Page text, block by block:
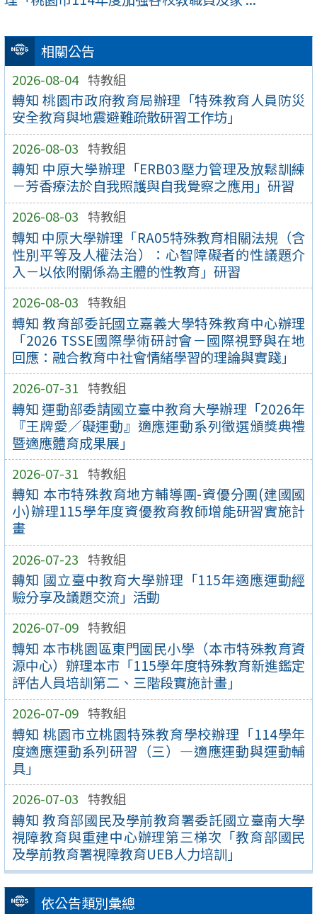
相關公告
2026-08-04 特教組
轉知 桃園市政府教育局辦理「特殊教育人員防災
安全教育與地震避難疏散研習工作坊」
2026-08-03 特教組
轉知 中原大學辦理「ERB03壓力管理及放鬆訓練
－芳香療法於自我照護與自我覺察之應用」研習
2026-08-03 特教組
轉知 中原大學辦理「RA05特殊教育相關法規（含
性別平等及人權法治）：心智障礙者的性議題介
入－以依附關係為主體的性教育」研習
2026-08-03 特教組
轉知 教育部委託國立嘉義大學特殊教育中心辦理
「2026 TSSE國際學術研討會－國際視野與在地
回應：融合教育中社會情緒學習的理論與實踐」
2026-07-31 特教組
轉知 運動部委請國立臺中教育大學辦理「2026年
『王牌愛／礙運動』適應運動系列徵選頒獎典禮
暨適應體育成果展」
2026-07-31 特教組
轉知 本市特殊教育地方輔導團-資優分團(建國國
小)辦理115學年度資優教育教師增能研習實施計
畫
2026-07-23 特教組
轉知 國立臺中教育大學辦理「115年適應運動經
驗分享及議題交流」活動
2026-07-09 特教組
轉知 本市桃園區東門國民小學（本市特殊教育資
源中心）辦理本市「115學年度特殊教育新進鑑定
評估人員培訓第二、三階段實施計畫」
2026-07-09 特教組
轉知 桃園市立桃園特殊教育學校辦理「114學年
度適應運動系列研習（三）—適應運動與運動輔
具」
2026-07-03 特教組
轉知 教育部國民及學前教育署委託國立臺南大學
視障教育與重建中心辦理第三梯次「教育部國民
及學前教育署視障教育UEB人力培訓」
依公告類別彙總